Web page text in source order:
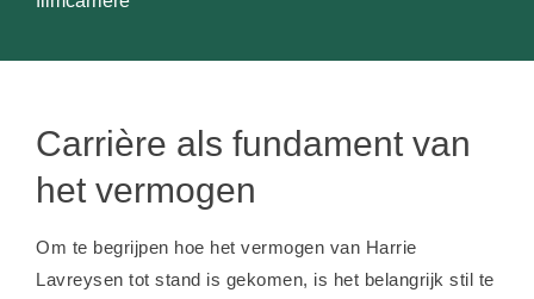
Carrière als fundament van
het vermogen
Om te begrijpen hoe het vermogen van Harrie
Lavreysen tot stand is gekomen, is het belangrijk stil te